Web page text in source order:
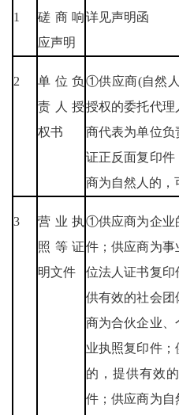
1
磋商响
应声明
详见声明函
2
单位负
责人授
权书
①供应商(自然
授权的委托代理
商代表为单位负
证正反面复印
商为自然人的，
3
营业执
照等证
明文件
①供应商为企业
件；供应商为事
位法人证书复印
供有效的社会团
商为合伙企业、
业执照复印件
的，提供有效
件；供应商为自